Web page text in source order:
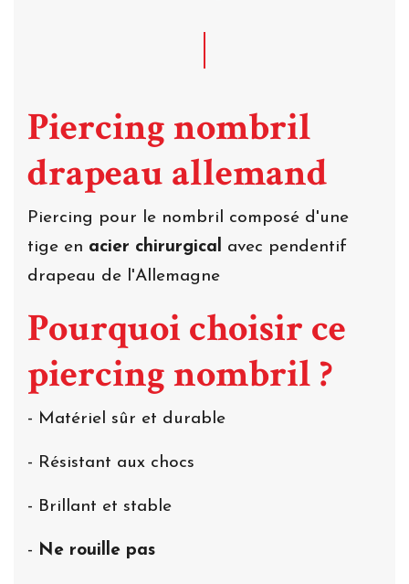
Piercing nombril
drapeau allemand
Piercing pour le nombril composé d'une
tige en acier chirurgical
avec pendentif
drapeau de l'Allemagne
Pourquoi choisir ce
piercing nombril ?
- Matériel sûr et durable
- Résistant aux chocs
- Brillant et stable
- Ne rouille pas